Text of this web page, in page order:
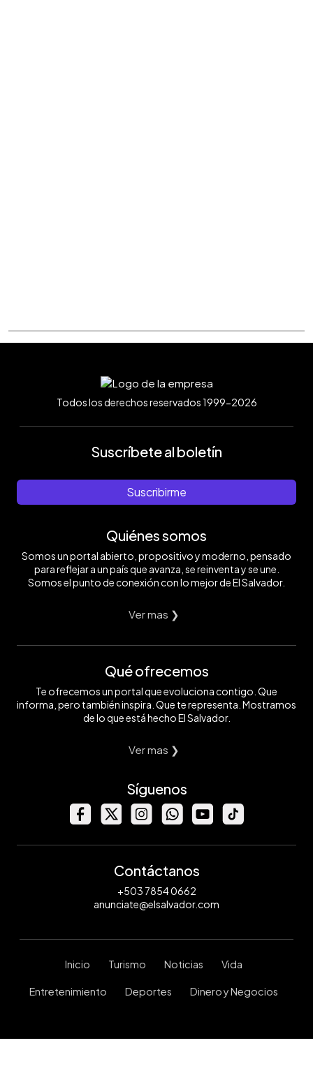
Todos los derechos reservados 1999-2026
Suscríbete al boletín
Suscribirme
Quiénes somos
Somos un portal abierto, propositivo y moderno, pensado
para reflejar a un país que avanza, se reinventa y se une.
Somos el punto de conexión con lo mejor de El Salvador.
Ver mas ❯
Qué ofrecemos
Te ofrecemos un portal que evoluciona contigo. Que
informa, pero también inspira. Que te representa. Mostramos
de lo que está hecho El Salvador.
Ver mas ❯
Síguenos
Contáctanos
+503 7854 0662
anunciate@elsalvador.com
Inicio Turismo Noticias Vida
Entretenimiento Deportes Dinero y Negocios